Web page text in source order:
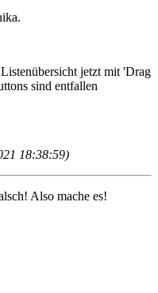
jetzt mit 'Drag
sind entfallen
18:38:59)
Also mache es!